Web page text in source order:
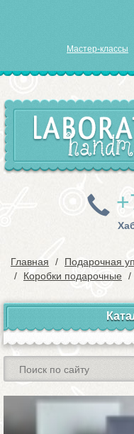
Мастер-классы
Главная
Подарочная
Коробки подарочные